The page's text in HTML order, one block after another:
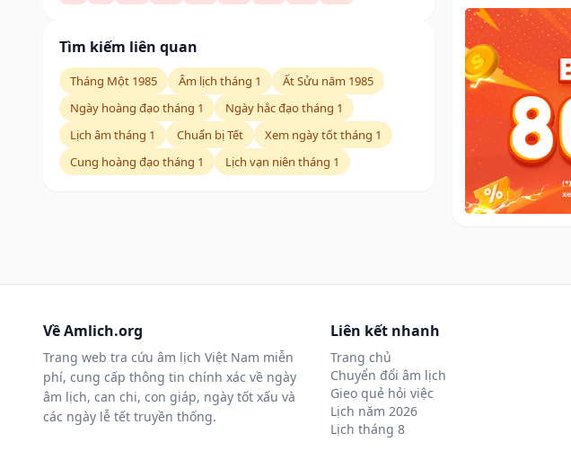
Tìm kiếm liên quan
Tháng Một 1985 Âm lịch tháng 1
Ất Sửu năm 1985
Ngày hoàng đạo tháng 1
Ngày hắc đạo tháng 1
Lịch âm tháng 1
Chuẩn bị Tết
Xem ngày tốt tháng 1
Cung hoàng đạo tháng 1
Lịch vạn niên tháng 1
Về Amlich.org
Trang web tra cứu âm lịch Việt Nam miễn
phí, cung cấp thông tin chính xác về ngày
âm lịch, can chi, con giáp, ngày tốt xấu và
các ngày lễ tết truyền thống.
Liên kết nhanh
Trang chủ
Chuyển đổi âm lịch
Gieo quẻ hỏi việc
Lịch năm 2026
Lịch tháng 8